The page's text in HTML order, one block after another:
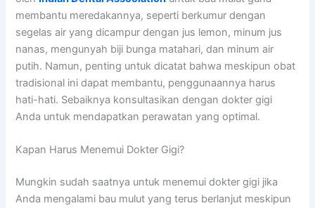
membantu meredakannya, seperti berkumur dengan
segelas air yang dicampur dengan jus lemon, minum jus
nanas, mengunyah biji bunga matahari, dan minum air
putih. Namun, penting untuk dicatat bahwa meskipun obat
tradisional ini dapat membantu, penggunaannya harus
hati-hati. Sebaiknya konsultasikan dengan dokter gigi
Anda untuk mendapatkan perawatan yang optimal.
Kapan Harus Menemui Dokter Gigi?
Mungkin sudah saatnya untuk menemui dokter gigi jika
Anda mengalami bau mulut yang terus berlanjut meskipun